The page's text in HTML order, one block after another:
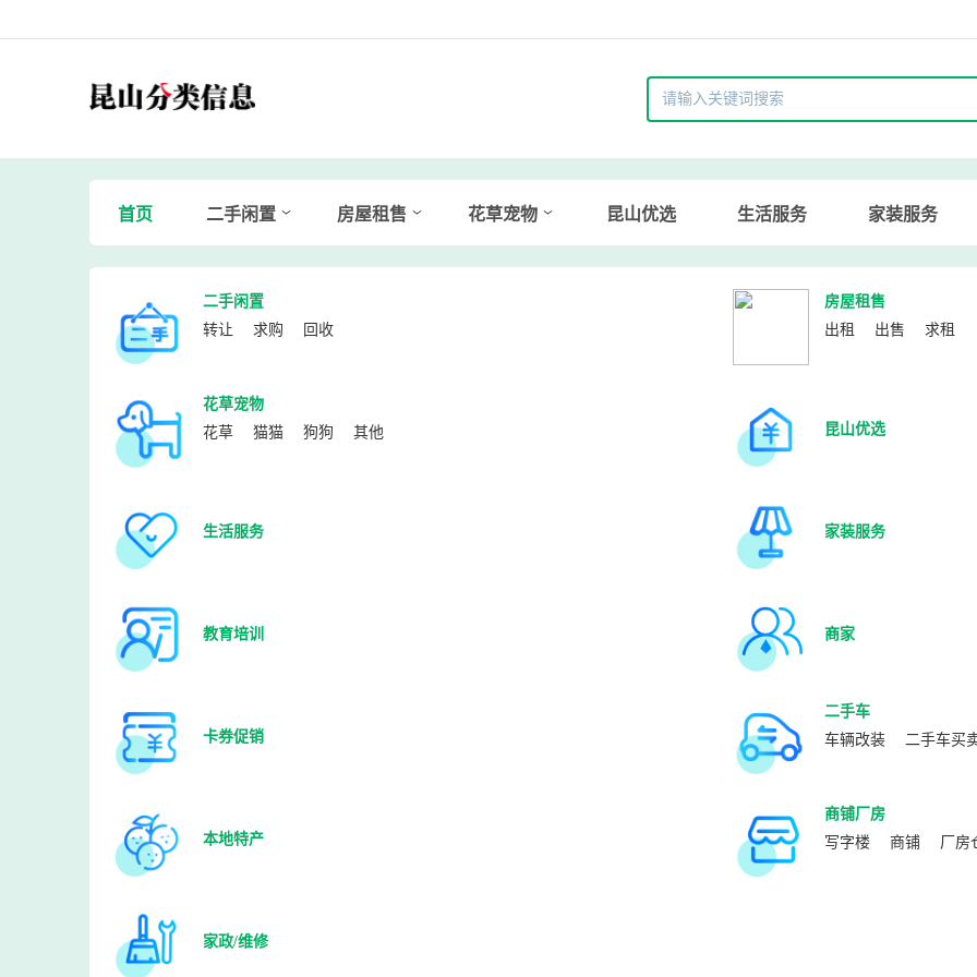
首页 二手闲置 房屋租售 花草宠物 昆山优选 生活服务 家装服务
二手闲置
转让
求购 回收
房屋租售
出租
出售 求租
花草宠物
花草
猫猫 狗狗 其他 昆山优选
生活服务 家装服务
教育培训 商家
卡券促销
二手车
车辆改装
二手车买
本地特产
商铺厂房
写字楼
商铺 厂房
家政/维修